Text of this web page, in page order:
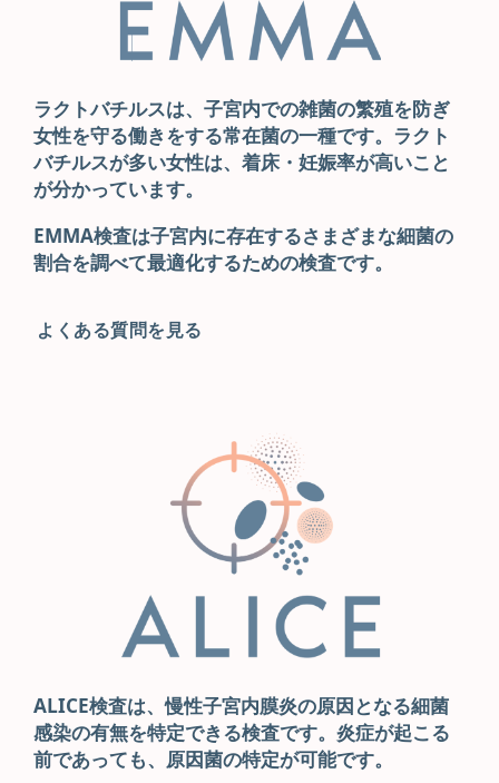
ラクトバチルスは、子宮内での雑菌の繁殖を防ぎ
女性を守る働きをする常在菌の一種です。 ラクト
バチルスが多い女性は、着床・妊娠率が高いこと
が分かっています。
EMMA検査は子宮内に存在するさまざまな細菌の
割合を調べて最適化するための検査です。
よくある質問を見る
ALICE検査は、慢性子宮内膜炎の原因となる細菌
感染の有無を特定できる検査です。炎症が起こる
前であっても、原因菌の特定が可能です。